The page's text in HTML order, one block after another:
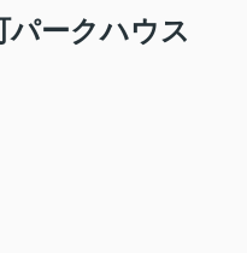
パークハウス